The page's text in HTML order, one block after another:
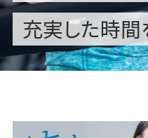
充実した時間